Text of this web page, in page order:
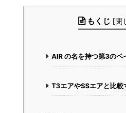
もくじ [閉
AIR の名を持つ第3のベ
T3エアやSSエアと比較